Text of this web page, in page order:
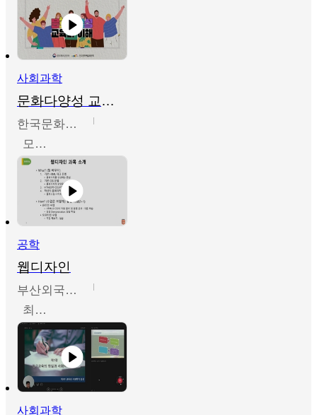
사회과학
문화다양성 교육의 이해
한국문화예술교육진흥원
모경환,성상환,정문성
공학
웹디자인
부산외국어대학교
최진오
사회과학